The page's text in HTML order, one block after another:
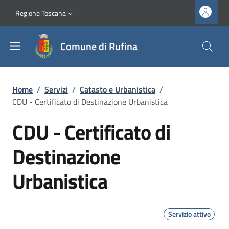
Slim top
Regione Toscana
Comune di Rufina
Briciole di pane
Home / Servizi / Catasto e Urbanistica /
CDU - Certificato di Destinazione Urbanistica
CDU - Certificato di
Destinazione
Urbanistica
Servizio attivo